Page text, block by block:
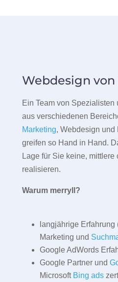
Webdesign
Ein Team von Spezialisten
aus verschiedenen
Marketing, Webdesign und
greifen so Hand in Hand.
Lage für Sie keine,
realisieren.
Warum merryll?
langjährige
Marketing und
Google AdWords
Google Partner und
Microsoft Bing ads